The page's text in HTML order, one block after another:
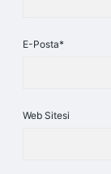
E-Posta*
Web Sitesi